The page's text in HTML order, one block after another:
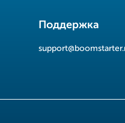
Поддержка